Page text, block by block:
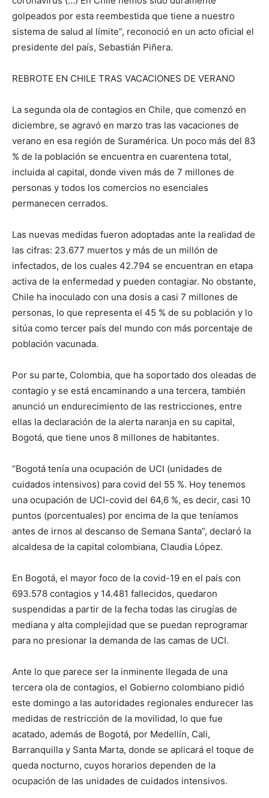
golpeados por esta reembestida que tiene a nuestro
sistema de salud al límite”, reconoció en un acto oficial el
presidente del país, Sebastián Piñera.
REBROTE EN CHILE TRAS VACACIONES DE VERANO
La segunda ola de contagios en Chile, que comenzó en
diciembre, se agravó en marzo tras las vacaciones de
verano en esa región de Suramérica. Un poco más del 83
% de la población se encuentra en cuarentena total,
incluida al capital, donde viven más de 7 millones de
personas y todos los comercios no esenciales
permanecen cerrados.
Las nuevas medidas fueron adoptadas ante la realidad de
las cifras: 23.677 muertos y más de un millón de
infectados, de los cuales 42.794 se encuentran en etapa
activa de la enfermedad y pueden contagiar. No obstante,
Chile ha inoculado con una dosis a casi 7 millones de
personas, lo que representa el 45 % de su población y lo
sitúa como tercer país del mundo con más porcentaje de
población vacunada.
Por su parte, Colombia, que ha soportado dos oleadas de
contagio y se está encaminando a una tercera, también
anunció un endurecimiento de las restricciones, entre
ellas la declaración de la alerta naranja en su capital,
Bogotá, que tiene unos 8 millones de habitantes.
“Bogotá tenía una ocupación de UCI (unidades de
cuidados intensivos) para covid del 55 %. Hoy tenemos
una ocupación de UCI-covid del 64,6 %, es decir, casi 10
puntos (porcentuales) por encima de la que teníamos
antes de irnos al descanso de Semana Santa”, declaró la
alcaldesa de la capital colombiana, Claudia López.
En Bogotá, el mayor foco de la covid-19 en el país con
693.578 contagios y 14.481 fallecidos, quedaron
suspendidas a partir de la fecha todas las cirugías de
mediana y alta complejidad que se puedan reprogramar
para no presionar la demanda de las camas de UCI.
Ante lo que parece ser la inminente llegada de una
tercera ola de contagios, el Gobierno colombiano pidió
este domingo a las autoridades regionales endurecer las
medidas de restricción de la movilidad, lo que fue
acatado, además de Bogotá, por Medellín, Cali,
Barranquilla y Santa Marta, donde se aplicará el toque de
queda nocturno, cuyos horarios dependen de la
ocupación de las unidades de cuidados intensivos.